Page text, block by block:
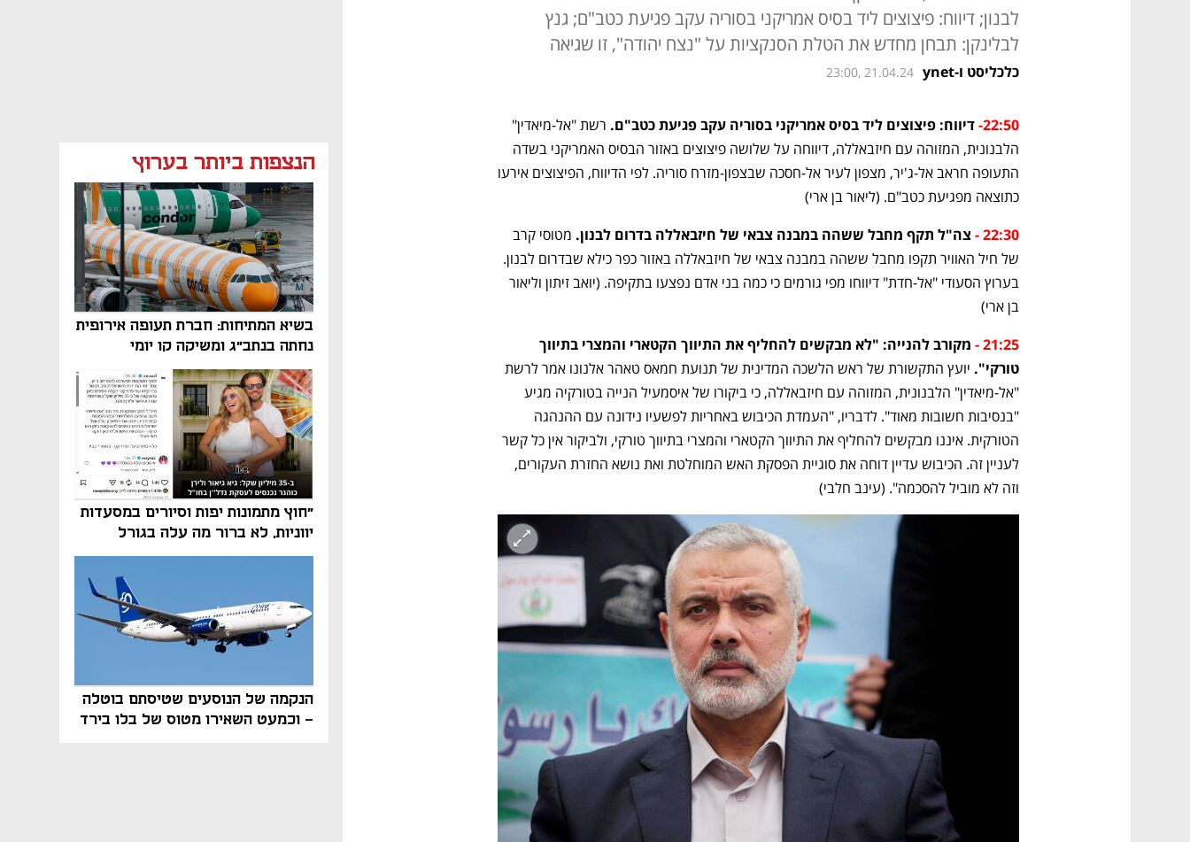
הנצפות ביותר בערוץ
בשיא המתיחות: חברת תעופה אירופית
נחתה בנתב"ג ומשיקה קו יומי
"חוץ מתמונות יפות וסיורים במסעדות
יווניות, לא ברור מה עלה בגורל
פרויקט הנדל"ן"
הנקמה של הנוסעים שטיסתם בוטלה
- וכמעט השאירו מטוס של בלו בירד
לבנון; דיווח: פיצוצים ליד בסיס אמריקני בסוריה עקב פגיעת כטב"ם; גנץ
לבלינקן: תבחן מחדש את הטלת הסנקציות על "נצח יהודה", זו שגיאה
כלכליסט ו-ynet 23:00, 21.04.24
22:50- דיווח: פיצוצים ליד בסיס אמריקני בסוריה עקב פגיעת כטב"ם.
כתוצאה מפגיעת כטב"ם. (ליאור בן ארי)
22:30 - צה"ל תקף מחבל ששהה במבנה צבאי של חיזבאללה בדרום לבנון.
בן ארי)
21:25 -
טורקי".
וזה לא מוביל להסכמה". (עינב חלבי)